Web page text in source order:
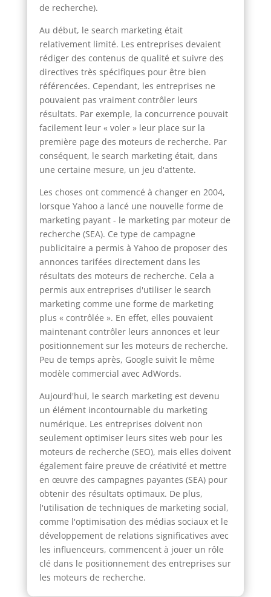
de recherche).
Au début, le search marketing était
relativement limité. Les entreprises devaient
rédiger des contenus de qualité et suivre des
directives très spécifiques pour être bien
référencées. Cependant, les entreprises ne
pouvaient pas vraiment contrôler leurs
résultats. Par exemple, la concurrence pouvait
facilement leur « voler » leur place sur la
première page des moteurs de recherche. Par
conséquent, le search marketing était, dans
une certaine mesure, un jeu d'attente.
Les choses ont commencé à changer en 2004,
lorsque Yahoo a lancé une nouvelle forme de
marketing payant - le marketing par moteur de
recherche (SEA). Ce type de campagne
publicitaire a permis à Yahoo de proposer des
annonces tarifées directement dans les
résultats des moteurs de recherche. Cela a
permis aux entreprises d'utiliser le search
marketing comme une forme de marketing
plus « contrôlée ». En effet, elles pouvaient
maintenant contrôler leurs annonces et leur
positionnement sur les moteurs de recherche.
Peu de temps après, Google suivit le même
modèle commercial avec AdWords.
Aujourd'hui, le search marketing est devenu
un élément incontournable du marketing
numérique. Les entreprises doivent non
seulement optimiser leurs sites web pour les
moteurs de recherche (SEO), mais elles doivent
également faire preuve de créativité et mettre
en œuvre des campagnes payantes (SEA) pour
obtenir des résultats optimaux. De plus,
l'utilisation de techniques de marketing social,
comme l'optimisation des médias sociaux et le
développement de relations significatives avec
les influenceurs, commencent à jouer un rôle
clé dans le positionnement des entreprises sur
les moteurs de recherche.